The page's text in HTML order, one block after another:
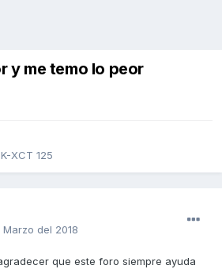
y me temo lo peor
K-XCT 125
Marzo del 2018
que este foro siempre ayuda